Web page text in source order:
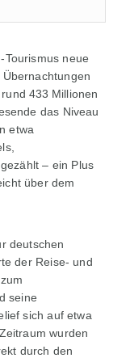
neue
433 Millionen
das Niveau
etwa
– ein Plus
über dem
deutschen
der Reise- und
seine
sich auf etwa
wurden
durch den